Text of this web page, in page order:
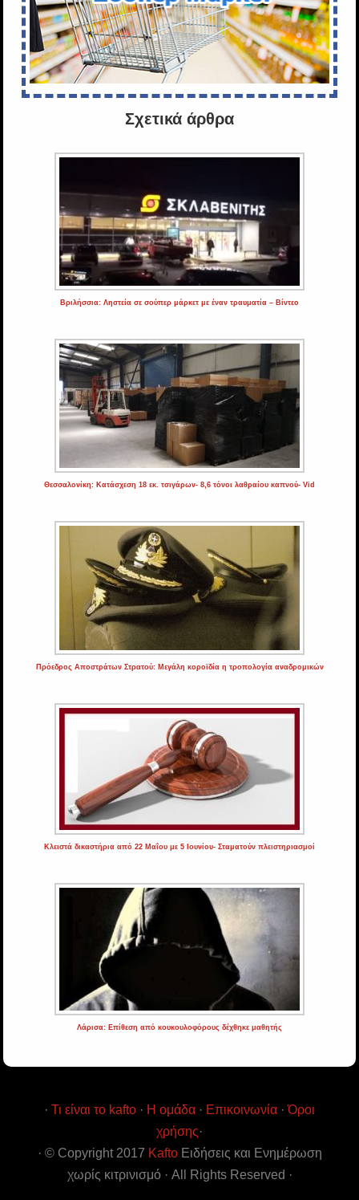
Σχετικά άρθρα
Βριλήσσια: Ληστεία σε σούπερ μάρκετ με έναν τραυματία – Βίντεο
Θεσσαλονίκη: Κατάσχεση 18 εκ. τσιγάρων- 8,6 τόνοι λαθραίου καπνού- Vid
Πρόεδρος Αποστράτων Στρατού: Μεγάλη κοροϊδία η τροπολογία αναδρομικών
Κλειστά δικαστήρια από 22 Μαΐου με 5 Ιουνίου- Σταματούν πλειστηριασμοί
Λάρισα: Επίθεση από κουκουλοφόρους δέχθηκε μαθητής
· Τι είναι το kafto · Η ομάδα · Επικοινωνία ·Όροι
χρήσης·
· © Copyright 2017 KaftoΕιδήσεις και Ενημέρωση
χωρίς κιτρινισμό · All Rights Reserved ·